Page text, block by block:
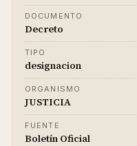
DOCUMENTO
Decreto
TIPO
designacion
ORGANISMO
JUSTICIA
FUENTE
Boletín Oficial